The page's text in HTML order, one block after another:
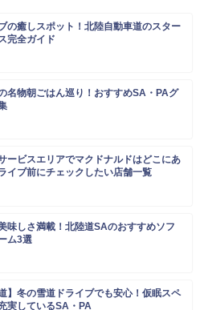
の癒しスポット！北陸自動車道のスター
完全ガイド
名物朝ごはん巡り！おすすめSA・PAグ
ービスエリアでマクドナルドはどこにあ
イブ前にチェックしたい店舗一覧
味しさ満載！北陸道SAのおすすめソフ
ム3選
道】冬の雪道ドライブでも安心！仮眠スペ
実しているSA・PA